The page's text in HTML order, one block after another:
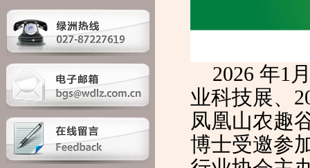
2026 年1
业科技展、
凤凰山农趣
博士受邀参